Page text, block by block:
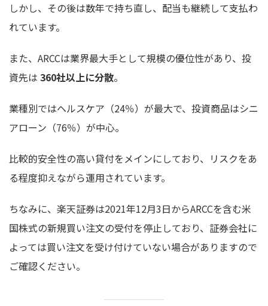
しかし、その後は数年で持ち直し、配当も継続して支払わ
れています。
また、ARCCは業界最大手として規模の優位性があり、投
資先は 360社以上に分散。
業種別ではヘルスケア（24％）が最大で、投資商品はシニ
アローン（76％）が中心。
比較的安全性の高い貸付をメインにしており、リスクをあ
る程度抑えながら運用されています。
ちなみに、楽天証券は2021年12月3日からARCCを含む米
国株式の新規買い注文の受付を停止しており、証券会社に
よっては買い注文を受け付けていない場合がありますので
ご確認ください。